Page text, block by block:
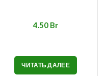
Br
ЧИТАТЬ ДАЛЕЕ